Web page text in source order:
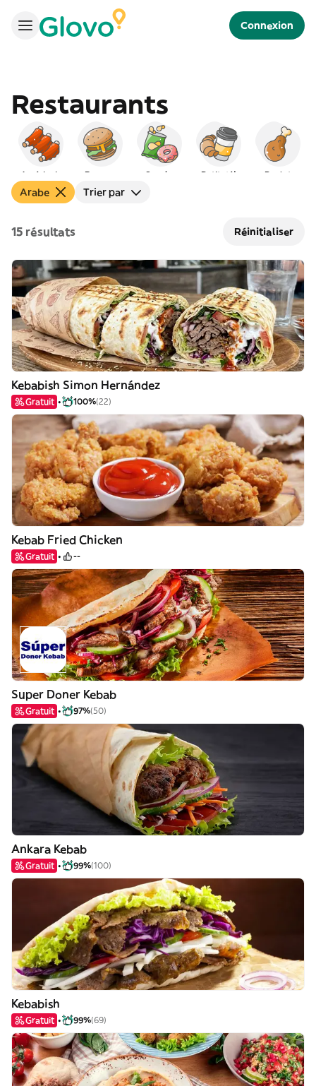
Connexion
Restaurants
Américain Burgers Snacks Petit déj Poulet
Arabe Trier par
15 résultats Réinitialiser
Kebabish Simon Hernández
Gratuit 100%(22)
Kebab Fried Chicken
Gratuit --
Super Doner Kebab
Gratuit 97%(50)
Ankara Kebab
Gratuit 99%(100)
Kebabish
Gratuit 99%(69)